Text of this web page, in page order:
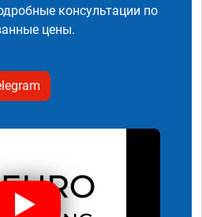
консультации по
цены.